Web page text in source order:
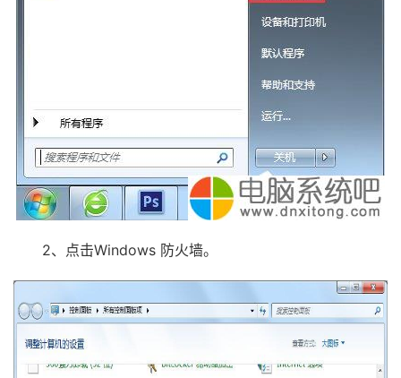
2、点击Windows 防火墙。